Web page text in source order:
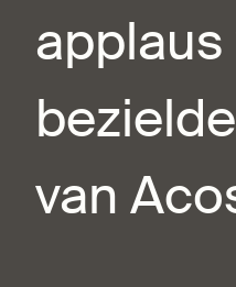
van